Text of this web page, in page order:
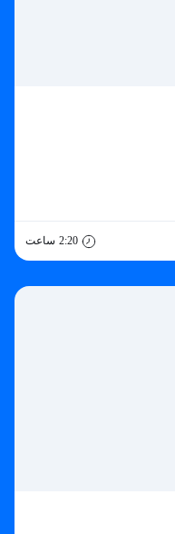
2:20 ساعت